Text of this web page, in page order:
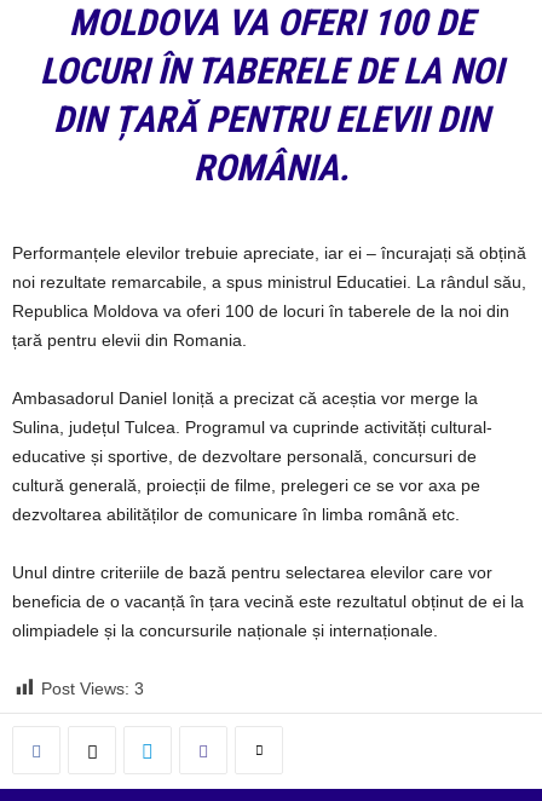
MOLDOVA VA OFERI 100 DE
LOCURI ÎN TABERELE DE LA NOI
DIN ȚARĂ PENTRU ELEVII DIN
ROMÂNIA.
Performanțele elevilor trebuie apreciate, iar ei – încurajați să obțină
noi rezultate remarcabile, a spus ministrul Educatiei. La rândul său,
Republica Moldova va oferi 100 de locuri în taberele de la noi din
țară pentru elevii din Romania.
Ambasadorul Daniel Ioniță a precizat că aceștia vor merge la
Sulina, județul Tulcea. Programul va cuprinde activități cultural-
educative și sportive, de dezvoltare personală, concursuri de
cultură generală, proiecții de filme, prelegeri ce se vor axa pe
dezvoltarea abilităților de comunicare în limba română etc.
Unul dintre criteriile de bază pentru selectarea elevilor care vor
beneficia de o vacanță în țara vecină este rezultatul obținut de ei la
olimpiadele și la concursurile naționale și internaționale.
Post Views: 3